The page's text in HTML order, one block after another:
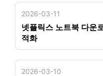
2026-03-11
넷플릭스 노트북 다운
적화
2026-03-10